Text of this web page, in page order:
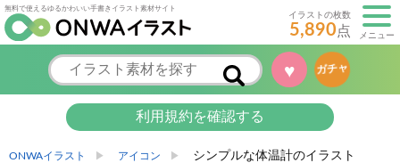
無料で使えるゆるかわいい手書きイラスト素材サイト
イラストの枚数
5,890点 メニュー
♥ ガチャ
利用規約を確認する
ONWAイラスト アイコン シンプルな体温計のイラスト